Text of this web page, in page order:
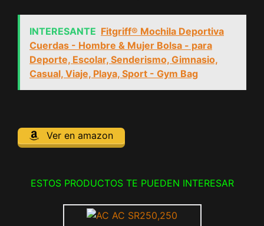
INTERESANTE Fitgriff® Mochila Deportiva
Cuerdas - Hombre & Mujer Bolsa - para
Deporte, Escolar, Senderismo, Gimnasio,
Casual, Viaje, Playa, Sport - Gym Bag
Ver en amazon
ESTOS PRODUCTOS TE PUEDEN INTERESAR